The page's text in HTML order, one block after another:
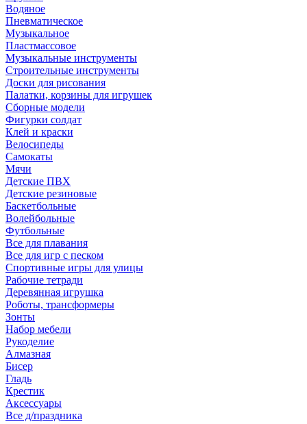
Водяное
Пневматическое
Музыкальное
Пластмассовое
Музыкальные инструменты
Строительные инструменты
Доски для рисования
Палатки, корзины для игрушек
Сборные модели
Фигурки солдат
Клей и краски
Велосипеды
Самокаты
Мячи
Детские ПВХ
Детские резиновые
Баскетбольные
Волейбольные
Футбольные
Все для плавания
Все для игр с песком
Спортивные игры для улицы
Рабочие тетради
Деревянная игрушка
Роботы, трансформеры
Зонты
Набор мебели
Рукоделие
Алмазная
Бисер
Гладь
Крестик
Аксессуары
Все д/праздника